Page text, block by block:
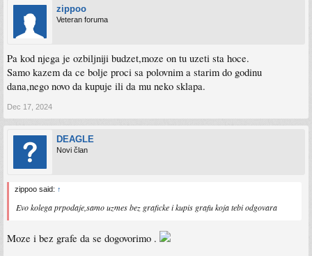
zippoo
Veteran foruma
Pa kod njega je ozbiljniji budzet,moze on tu uzeti sta hoce.
Samo kazem da ce bolje proci sa polovnim a starim do godinu
dana,nego novo da kupuje ili da mu neko sklapa.
Dec 17, 2024
DEAGLE
Novi član
zippoo said: ↑
Evo kolega prpodaje,samo uzmes bez graficke i kupis grafu koja tebi odgovara
Moze i bez grafe da se dogovorimo .